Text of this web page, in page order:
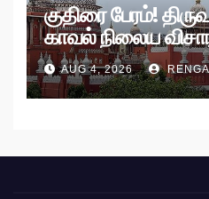
குதிரை பேரம்!
காவல் நிலைய
AUG 4, 2026